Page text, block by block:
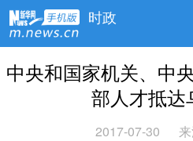
时政
中央和国家机关、中
部人才抵达
2017-07-30